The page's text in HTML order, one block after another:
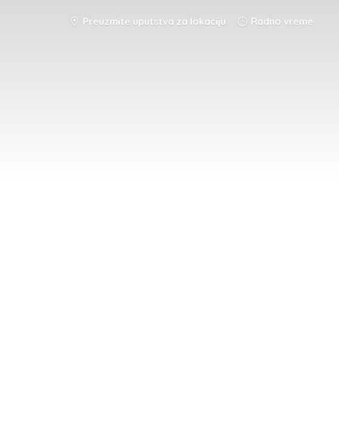
Preuzmite uputstva za lokaciju Radno vreme